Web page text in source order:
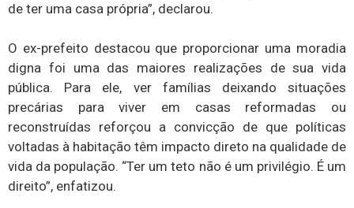
de ter uma casa própria”, declarou.
O ex-prefeito destacou que proporcionar uma moradia
digna foi uma das maiores realizações de sua vida
pública. Para ele, ver famílias deixando situações
precárias para viver em casas reformadas ou
reconstruídas reforçou a convicção de que políticas
voltadas à habitação têm impacto direto na qualidade de
vida da população. “Ter um teto não é um privilégio. É um
direito”, enfatizou.